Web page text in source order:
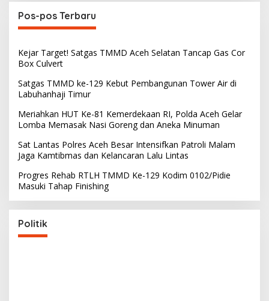
Pos-pos Terbaru
Kejar Target! Satgas TMMD Aceh Selatan Tancap Gas Cor
Box Culvert
Satgas TMMD ke-129 Kebut Pembangunan Tower Air di
Labuhanhaji Timur
Meriahkan HUT Ke-81 Kemerdekaan RI, Polda Aceh Gelar
Lomba Memasak Nasi Goreng dan Aneka Minuman
Sat Lantas Polres Aceh Besar Intensifkan Patroli Malam
Jaga Kamtibmas dan Kelancaran Lalu Lintas
Progres Rehab RTLH TMMD Ke-129 Kodim 0102/Pidie
Masuki Tahap Finishing
Politik